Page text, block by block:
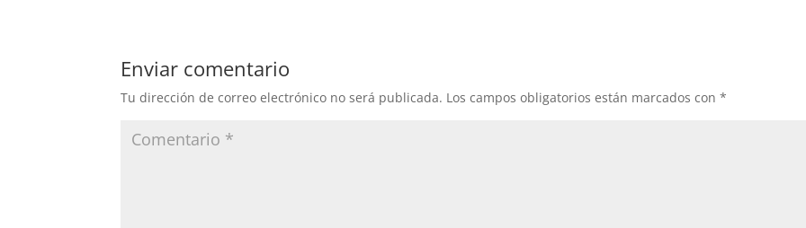
Enviar comentario
Tu dirección de correo electrónico no será publicada. Los campos obligatorios están marcados con*